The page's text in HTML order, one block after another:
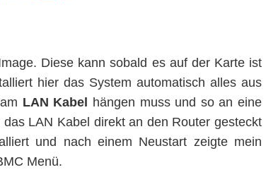
Diese kann sobald es auf der Karte ist
hier das System automatisch alles aus
LAN Kabel
hängen muss und so an eine
LAN Kabel direkt an den Router gesteckt
und nach einem Neustart zeigte mein
Menü.